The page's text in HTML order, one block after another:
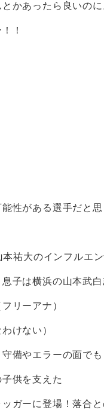
かあったら良いの
！
性がある選手だと
祐大のインフルエ
子は横浜の山本武
リーアナ）
けない）
備やエラーの面で
供を支えた
ガーに登場！落合